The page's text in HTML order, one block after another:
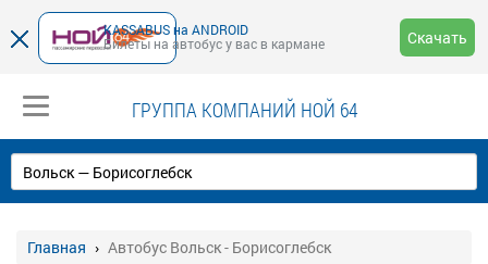
KASSABUS на ANDROID
Билеты на автобус у вас в кармане
Скачать
ГРУППА КОМПАНИЙ НОЙ 64
Главная Автобус Вольск - Борисоглебск